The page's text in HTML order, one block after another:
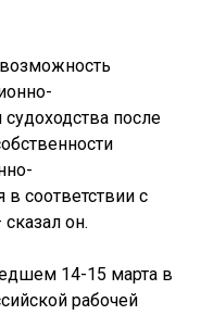
возможность
после
в соответствии с
он.
14-15 марта в
рабочей